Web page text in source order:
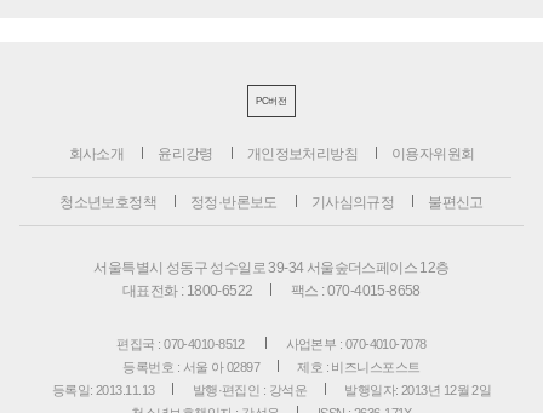
PC버전
회사소개 윤리강령 개인정보처리방침 이용자위원회
청소년보호정책 정정·반론보도 기사심의규정 불편신고
서울특별시 성동구 성수일로 39-34 서울숲더스페이스 12층
대표전화 : 1800-6522
팩스 : 070-4015-8658
편집국 : 070-4010-8512
사업본부 : 070-4010-7078
등록번호 : 서울 아 02897
제호 : 비즈니스포스트
등록일: 2013.11.13
발행·편집인 : 강석운
발행일자: 2013년 12월 2일